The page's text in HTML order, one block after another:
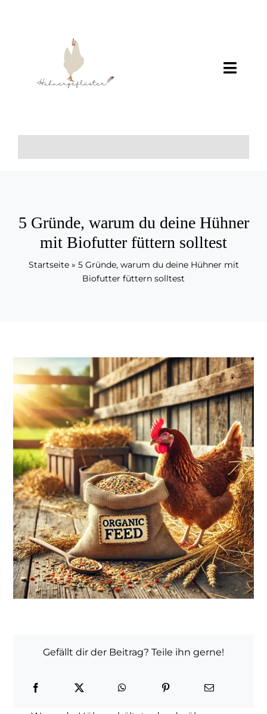
5 Gründe, warum du deine Hühner
mit Biofutter füttern solltest
Startseite» 5 Gründe, warum du deine Hühner mit
Biofutter füttern solltest
Gefällt dir der Beitrag? Teile ihn gerne!